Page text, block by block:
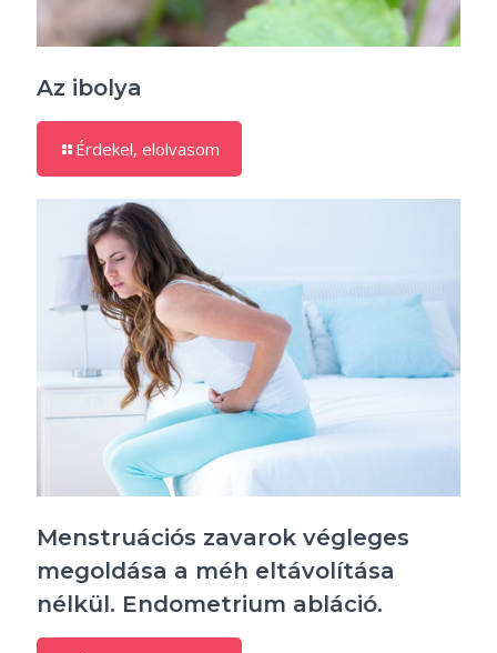
Az ibolya
Érdekel, elolvasom
Menstruációs zavarok végleges
megoldása a méh eltávolítása
nélkül. Endometrium abláció.